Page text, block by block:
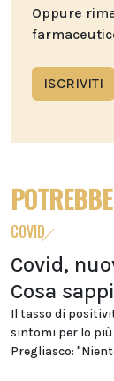
Oppure
ISCRIVITI
COVID
Covid,
Cosa
Il tasso di
sintomi per lo più
Pregliasco: